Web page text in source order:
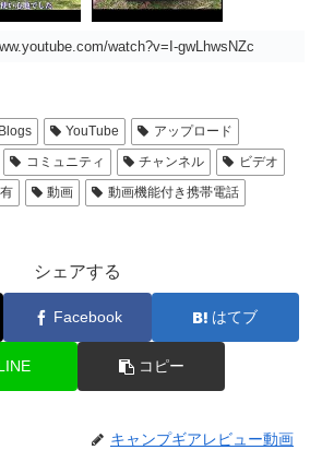
watch?v=I-gwLhwsNZc
YouTube
アップロード
コミュニティ チャンネル
ビデオ
動画
動画機能付き携帯電話
シェアする
Facebook はてブ
コピー
キャンプギアレビュー動画